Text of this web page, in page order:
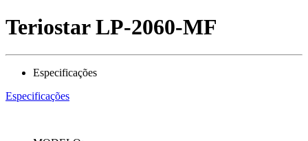
Teriostar LP-2060-MF
Especificações
Especificações